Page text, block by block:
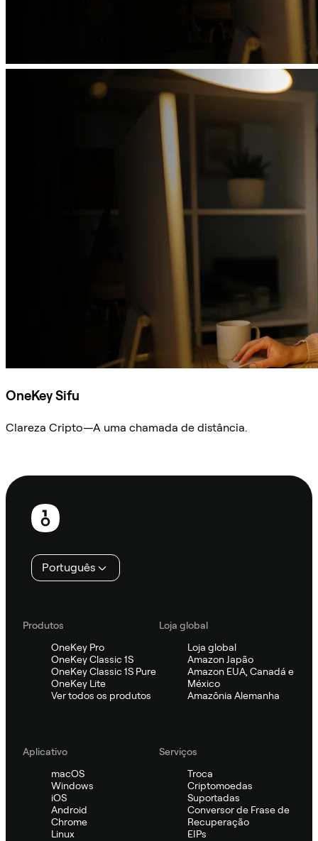
OneKey Sifu
Clareza Cripto—A uma chamada de distância.
Rodapé
Português
Produtos
OneKey Pro
OneKey Classic 1S
OneKey Classic 1S Pure
OneKey Lite
Ver todos os produtos
Loja global
Loja global
Amazon Japão
Amazon EUA, Canadá e
México
Amazônia Alemanha
Aplicativo
macOS
Windows
iOS
Android
Chrome
Linux
Serviços
Troca
Criptomoedas
Suportadas
Conversor de Frase de
Recuperação
EIPs